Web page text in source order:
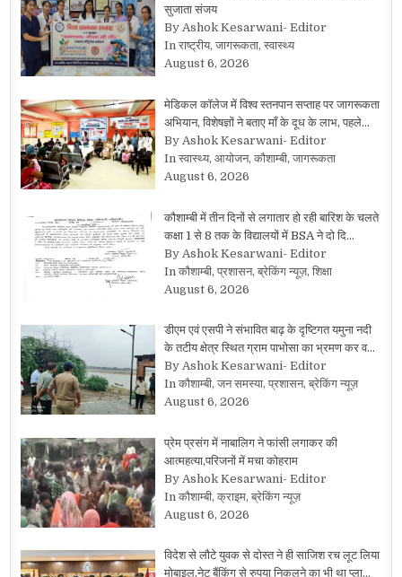
सुजाता संजय
By Ashok Kesarwani- Editor
In राष्ट्रीय, जागरूकता, स्वास्थ्य
August 6, 2026
मेडिकल कॉलेज में विश्व स्तनपान सप्ताह पर जागरूकता
अभियान, विशेषज्ञों ने बताए माँ के दूध के लाभ, पहले…
By Ashok Kesarwani- Editor
In स्वास्थ्य, आयोजन, कौशाम्बी, जागरूकता
August 6, 2026
कौशाम्बी में तीन दिनों से लगातार हो रही बारिश के चलते
कक्षा 1 से 8 तक के विद्यालयों में BSA ने दो दि…
By Ashok Kesarwani- Editor
In कौशाम्बी, प्रशासन, ब्रेकिंग न्यूज़, शिक्षा
August 6, 2026
डीएम एवं एसपी ने संभावित बाढ़ के दृष्टिगत यमुना नदी
के तटीय क्षेत्र स्थित ग्राम पाभोसा का भ्रमण कर व…
By Ashok Kesarwani- Editor
In कौशाम्बी, जन समस्या, प्रशासन, ब्रेकिंग न्यूज़
August 6, 2026
प्रेम प्रसंग में नाबालिग ने फांसी लगाकर की
आत्महत्या,परिजनों में मचा कोहराम
By Ashok Kesarwani- Editor
In कौशाम्बी, क्राइम, ब्रेकिंग न्यूज़
August 6, 2026
विदेश से लौटे युवक से दोस्त ने ही साजिश रच लूट लिया
मोबाइल,नेट बैंकिंग से रुपया निकलने का भी था प्ला…